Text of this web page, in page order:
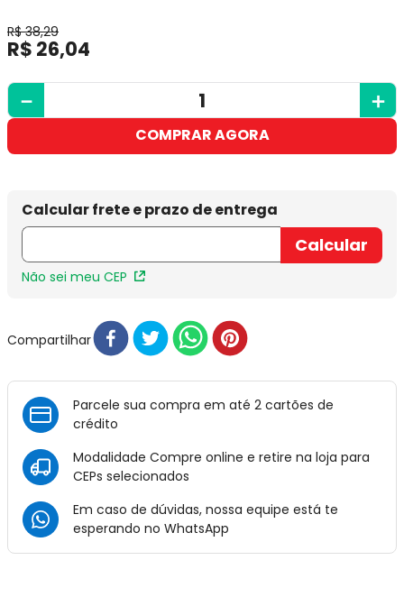
R$ 38,29
R$ 26,04
＋
－
COMPRAR AGORA
Não sei meu CEP
Compartilhar
Parcele sua compra em até 2 cartões de
crédito
Modalidade Compre online e retire na loja para
CEPs selecionados
Em caso de dúvidas, nossa equipe está te
esperando no WhatsApp